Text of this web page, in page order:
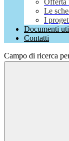
Offerta
Le
I
Documenti
Contatti
Campo di ricerca